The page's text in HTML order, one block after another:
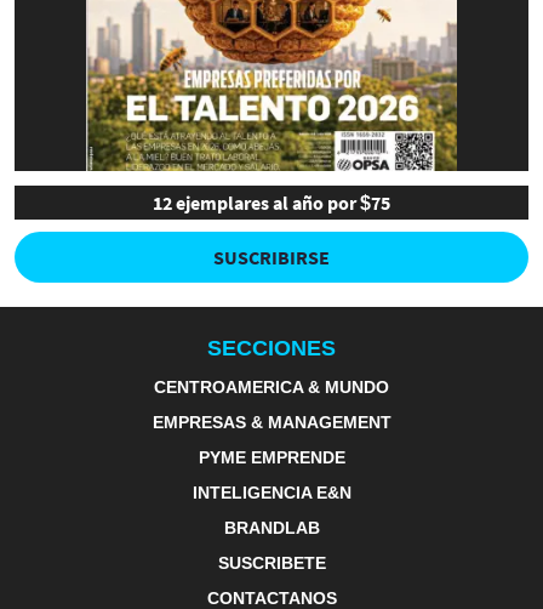
12 ejemplares al año por $75
SUSCRIBIRSE
SECCIONES
CENTROAMERICA & MUNDO
EMPRESAS & MANAGEMENT
PYME EMPRENDE
INTELIGENCIA E&N
BRANDLAB
SUSCRIBETE
CONTACTANOS